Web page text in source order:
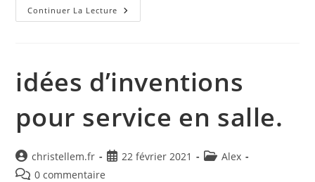
Continuer La Lecture Mercredi
24 Février
idées d’inventions
pour service en salle.
Auteur/autrice
de
christellem.fr
Publication
22 février 2021
PostAlex
Commentaires
0 commentaire